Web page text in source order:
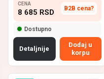
CENA
8 685 RSD B2B cena?
Dostupno
Detaljnije
Dodaj u
korpu